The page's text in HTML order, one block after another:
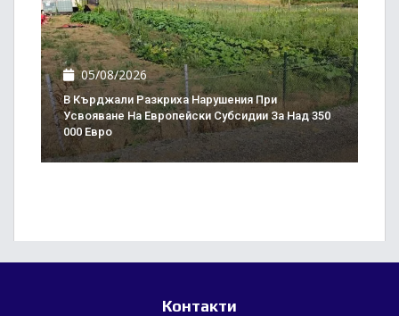
05/08/2026
В Кърджали Разкриха Нарушения При
Усвояване На Европейски Субсидии За Над 350
000 Евро
Контакти